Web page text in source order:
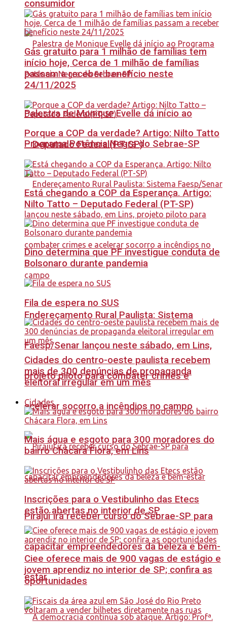
consumidor
Palestra de Monique Evelle dá início ao
Programa Potência Negra do Sebrae-SP
Endereçamento Rural Paulista: Sistema
Faesp/Senar lançou neste sábado, em Lins,
projeto piloto para combater crimes e
acelerar socorro a incêndios no campo
Pirajuí irá receber curso do Sebrae-SP para
capacitar empreendedores da beleza e bem-
estar
Gás gratuito para 1 milhão de famílias tem
início hoje, Cerca de 1 milhão de famílias
passam a receber benefício neste
24/11/2025
Porque a COP da verdade? Artigo: Nilto Tatto
– Deputado Federal(PT-SP)
Está chegando a COP da Esperança. Artigo:
Nilto Tatto – Deputado Federal (PT-SP)
Dino determina que PF investigue conduta de
Bolsonaro durante pandemia
Fila de espera no SUS
Cidades do centro-oeste paulista recebem
mais de 300 denúncias de propaganda
eleitoral irregular em um mês
Cidades
Mais água e esgoto para 300 moradores do
bairro Chácara Flora, em Lins
Inscrições para o Vestibulinho das Etecs
estão abertas no interior de SP
Ciee oferece mais de 900 vagas de estágio e
jovem aprendiz no interior de SP; confira as
oportunidades